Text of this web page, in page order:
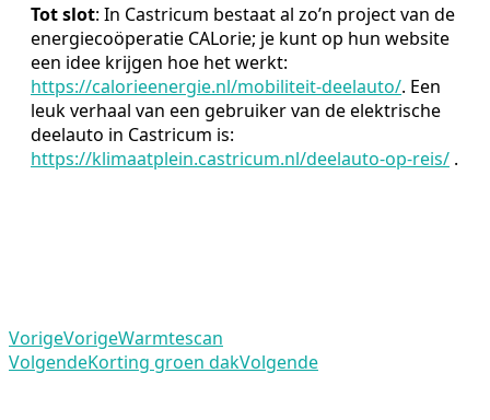
Tot slot: In Castricum bestaat al zo’n project van de
energiecoöperatie CALorie; je kunt op hun website
een idee krijgen hoe het werkt:
https://calorieenergie.nl/mobiliteit-deelauto/. Een
leuk verhaal van een gebruiker van de elektrische
deelauto in Castricum is:
https://klimaatplein.castricum.nl/deelauto-op-reis/ .
VorigeVorigeWarmtescan
VolgendeKorting groen dakVolgende